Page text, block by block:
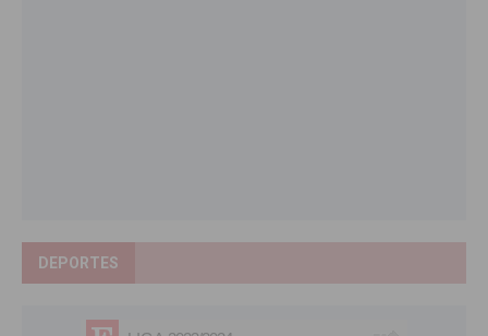
DEPORTES